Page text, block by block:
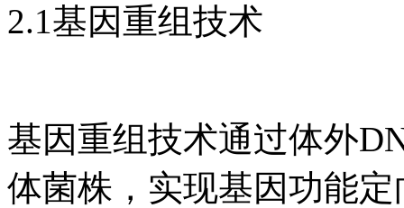
2.1基因重组技术
基因重组技术通过体外
体菌株，实现基因功能